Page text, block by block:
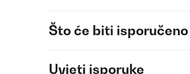
Što će biti isporučeno
Uvjeti isporuke